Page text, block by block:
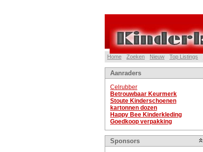
Home Zoeken Nieuw Top Listings
Aanraders
Celrubber
Betrouwbaar Keurmerk
Stoute Kinderschoenen
kartonnen dozen
Happy Bee Kinderkleding
Goedkoop verpakking
Sponsors